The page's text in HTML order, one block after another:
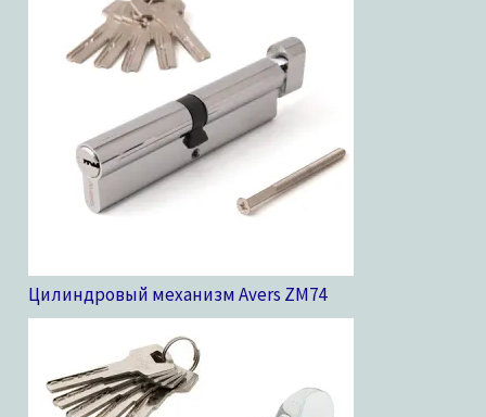
Цилиндровый механизм Avers ZM74